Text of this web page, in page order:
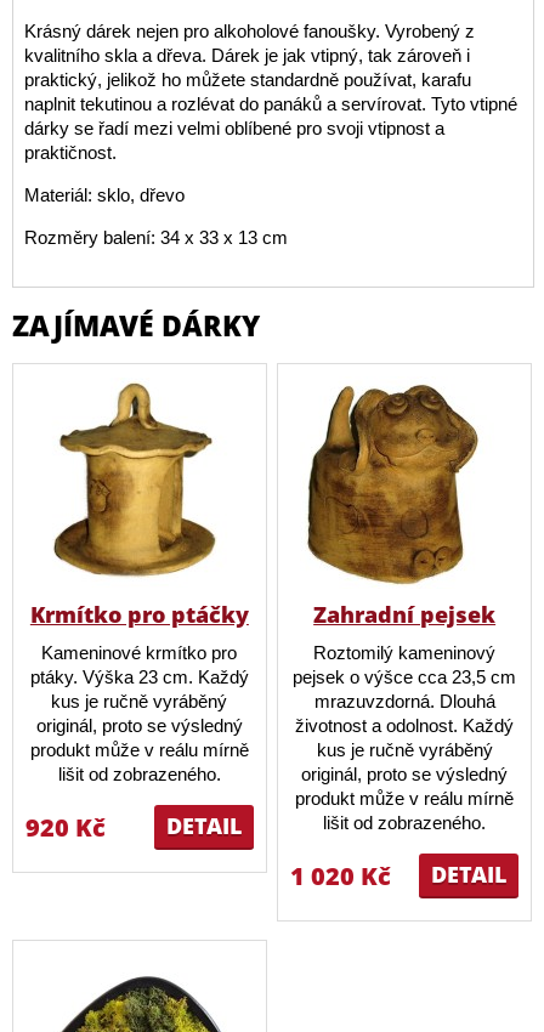
Krásný dárek nejen pro alkoholové fanoušky. Vyrobený z
kvalitního skla a dřeva. Dárek je jak vtipný, tak zároveň i
praktický, jelikož ho můžete standardně používat, karafu
naplnit tekutinou a rozlévat do panáků a servírovat. Tyto vtipné
dárky se řadí mezi velmi oblíbené pro svoji vtipnost a
praktičnost.
Materiál: sklo, dřevo
Rozměry balení: 34 x 33 x 13 cm
ZAJÍMAVÉ DÁRKY
Krmítko pro ptáčky
Kameninové krmítko pro
ptáky. Výška 23 cm. Každý
kus je ručně vyráběný
originál, proto se výsledný
produkt může v reálu mírně
lišit od zobrazeného.
DETAIL
920 Kč
Zahradní pejsek
Roztomilý kameninový
pejsek o výšce cca 23,5 cm
mrazuvzdorná. Dlouhá
životnost a odolnost. Každý
kus je ručně vyráběný
originál, proto se výsledný
produkt může v reálu mírně
lišit od zobrazeného.
DETAIL
1 020 Kč